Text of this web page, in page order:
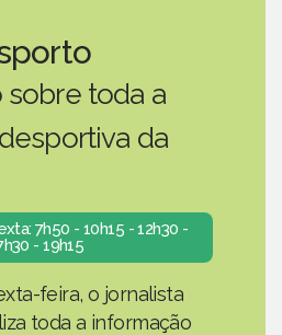
sobre toda a
da
7h50 - 10h15 - 12h30 -
- 19h15
feira, o jornalista
toda a informação